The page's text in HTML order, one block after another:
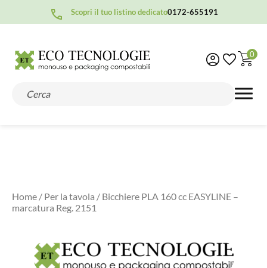
Scopri il tuo listino dedicato0172-655191
0
Home / Per la tavola / Bicchiere PLA 160 cc EASYLINE –
marcatura Reg. 2151